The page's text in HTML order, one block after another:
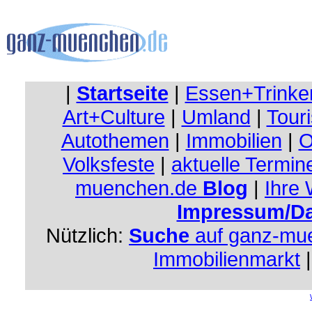
| Startseite |
Art+Culture | Umland |
Autothemen | Immobilien |
Volksfeste | aktuelle
muenchen.de Blog | Ihre
Impressum/
Nützlich: Suche auf ganz-
Immobilienmarkt